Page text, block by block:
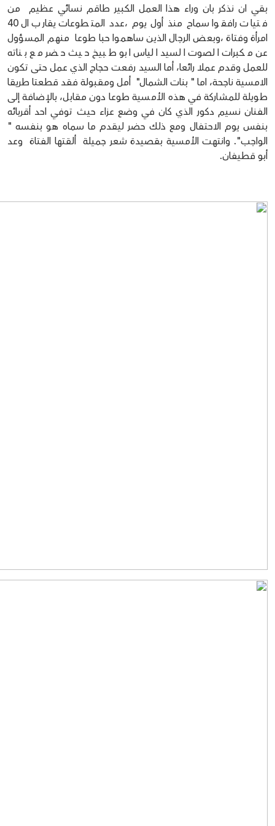
بقي ان نذكر بان وراء هذا العمل الكبير طاقم نسائي عظيم من
فتيات رافقوا سماح منذ أول يوم ،عدد المتطوعات يقارب ال 40
امرأة وفتاة ،وبعض الرجال الذين ساهموا حبا طوعا منهم المسؤول
عن مكبرات الصوت السيد الياس ابو طبيخ حيث حضر مع بناته
للعمل وقدم عملا رائعا، أما السيد رفعت حجاج الذي عمل حتى تكون
الامسية ناجحة، اما " بنات الشمال" أمل ومقبولة فقد قطعتا طريقا
طويلة للمشاركة في هذه الأمسية طوعا دون مقابل، بالإضافة إلى
الفنان نسيم دكور الذي كان في وضع عزاء حيث توفي احد أقربائه
بنفس يوم الاحتفال ومع ذلك حضر ليقدم ما سماه هو بنفسه "
الواجب". وانتهت الأمسية بقصيدة شعر جميلة ألقتها الفتاة وعد
أبو قطيفان.